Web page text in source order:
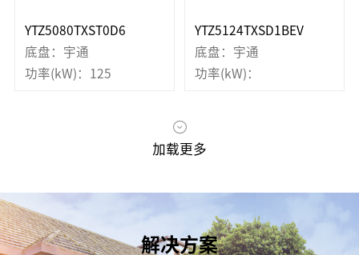
YTZ5080TXST0D6
底盘：宇通
功率(kW)：125
YTZ5124TXSD1BEV
底盘：宇通
功率(kW)：
加载更多
解决方案